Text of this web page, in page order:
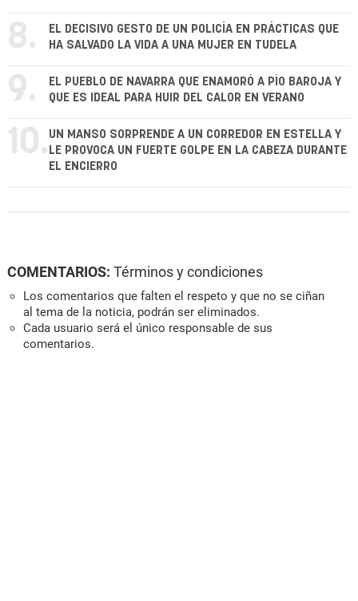
8.
EL DECISIVO GESTO DE UN POLICÍA EN PRÁCTICAS QUE
HA SALVADO LA VIDA A UNA MUJER EN TUDELA
9.
EL PUEBLO DE NAVARRA QUE ENAMORÓ A PÍO BAROJA Y
QUE ES IDEAL PARA HUIR DEL CALOR EN VERANO
10. UN MANSO SORPRENDE A UN CORREDOR EN ESTELLA Y
LE PROVOCA UN FUERTE GOLPE EN LA CABEZA DURANTE
EL ENCIERRO
COMENTARIOS: Términos y condiciones
Los comentarios que falten el respeto y que no se ciñan
al tema de la noticia, podrán ser eliminados.
Cada usuario será el único responsable de sus
comentarios.